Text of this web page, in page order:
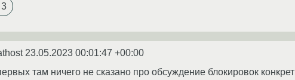
3
23.05.2023 00:01:47 +00:00
там ничего не сказано про обсуждение блокировок